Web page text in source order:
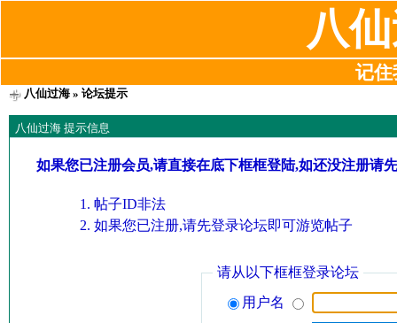
八
记住
八仙过海» 论坛提示
八仙过海 提示信息
如果您已注册会员,请直接在底下框框登陆,如还没注册请
帖子ID非法
如果您已注册,请先登录论坛即可游览帖子
请从以下框框登录论坛
用户名